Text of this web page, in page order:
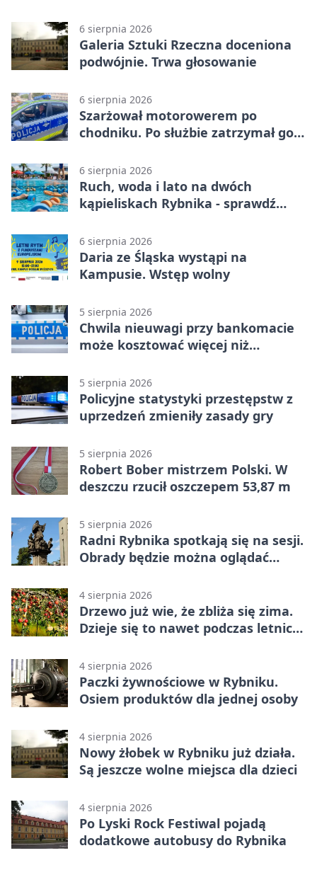
6 sierpnia 2026
Galeria Sztuki Rzeczna doceniona
podwójnie. Trwa głosowanie
6 sierpnia 2026
Szarżował motorowerem po
chodniku. Po służbie zatrzymał go
6 sierpnia 2026
Ruch, woda i lato na dwóch
kąpieliskach Rybnika - sprawdź
6 sierpnia 2026
Daria ze Śląska wystąpi na
Kampusie. Wstęp wolny
5 sierpnia 2026
Chwila nieuwagi przy bankomacie
może kosztować więcej niż
5 sierpnia 2026
Policyjne statystyki przestępstw z
uprzedzeń zmieniły zasady gry
5 sierpnia 2026
Robert Bober mistrzem Polski. W
deszczu rzucił oszczepem 53,87 m
5 sierpnia 2026
Radni Rybnika spotkają się na sesji.
Obrady będzie można oglądać
4 sierpnia 2026
Drzewo już wie, że zbliża się zima.
Dzieje się to nawet podczas letnich
4 sierpnia 2026
Paczki żywnościowe w Rybniku.
Osiem produktów dla jednej osoby
4 sierpnia 2026
Nowy żłobek w Rybniku już działa.
Są jeszcze wolne miejsca dla dzieci
4 sierpnia 2026
Po Lyski Rock Festiwal pojadą
dodatkowe autobusy do Rybnika